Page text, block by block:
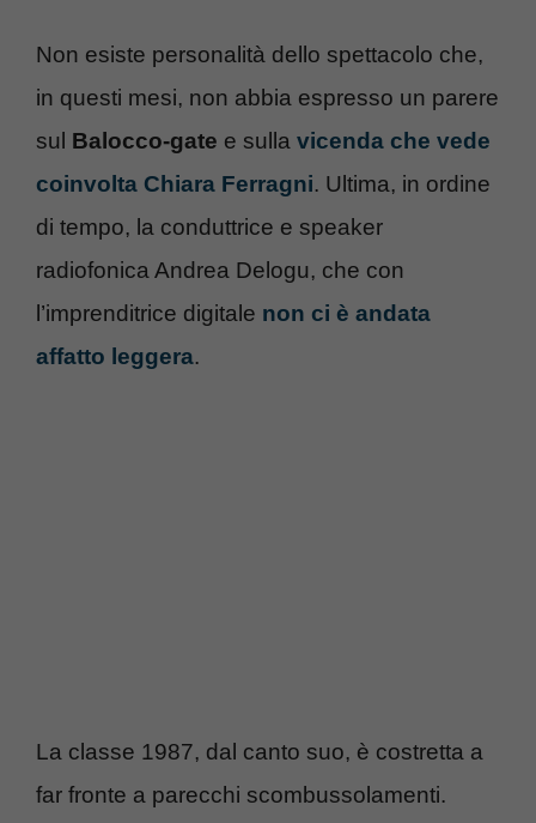
Non esiste personalità dello spettacolo che,
in questi mesi, non abbia espresso un parere
sul Balocco-gate e sulla vicenda che vede
coinvolta Chiara Ferragni. Ultima, in ordine
di tempo, la conduttrice e speaker
radiofonica Andrea Delogu, che con
l’imprenditrice digitale non ci è andata
affatto leggera.
La classe 1987, dal canto suo, è costretta a
far fronte a parecchi scombussolamenti.